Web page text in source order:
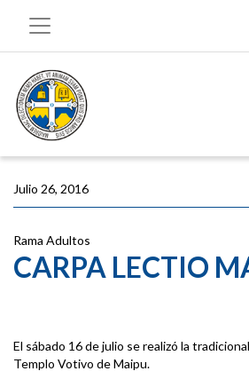
Julio 26, 2016
Rama Adultos
CARPA LECTIO
El sábado 16 de julio se realizó la
Templo Votivo de Maipu.